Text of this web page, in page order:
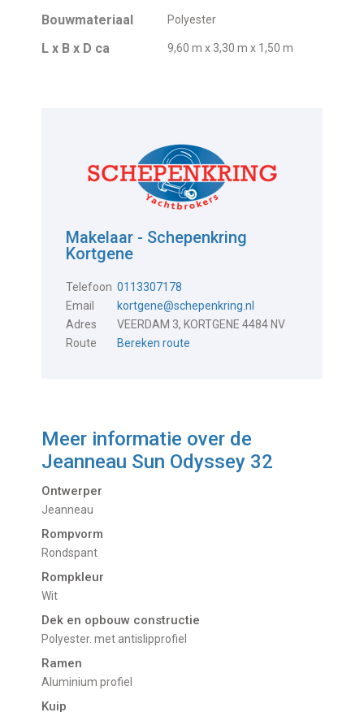
Bouwmateriaal Polyester
L x B x D ca 9,60 m x 3,30 m x 1,50 m
Makelaar - Schepenkring
Kortgene
Telefoon 0113307178
Email
kortgene@schepenkring.nl
Adres
VEERDAM 3, KORTGENE 4484 NV
Route
Bereken route
Meer informatie over de
Jeanneau Sun Odyssey 32
Ontwerper
Jeanneau
Rompvorm
Rondspant
Rompkleur
Wit
Dek en opbouw constructie
Polyester. met antislipprofiel
Ramen
Aluminium profiel
Kuip